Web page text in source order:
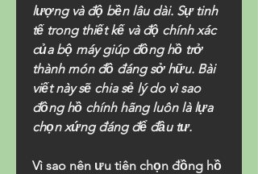
lượng và độ bền lâu dài. Sự tinh
tế trong thiết kế và độ chính xác
của bộ máy giúp đồng hồ trở
thành món đồ đáng sở hữu. Bài
viết này sẽ chia sẻ lý do vì sao
đồng hồ chính hãng luôn là lựa
chọn xứng đáng để đầu tư.
Vì sao nên ưu tiên chọn đồng hồ